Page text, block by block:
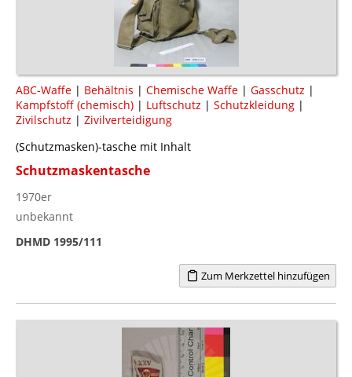
ABC-Waffe | Behältnis | Chemische Waffe | Gasschutz |
Kampfstoff (chemisch) | Luftschutz | Schutzkleidung |
Zivilschutz | Zivilverteidigung
(Schutzmasken)-tasche mit Inhalt
Schutzmaskentasche
1970er
unbekannt
DHMD 1995/111
Zum Merkzettel hinzufügen